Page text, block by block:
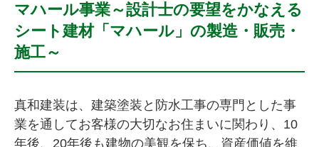
マハール事業～設計士の要望をかなえる
シート建材「マハール」の製造・販売・
施工～
真和建装は、建築塗装と防水工事の専門とした事
業を通してお客様の大切なお住まいに関わり、10
年後、20年後も建物の美観を保ち、資産価値を維